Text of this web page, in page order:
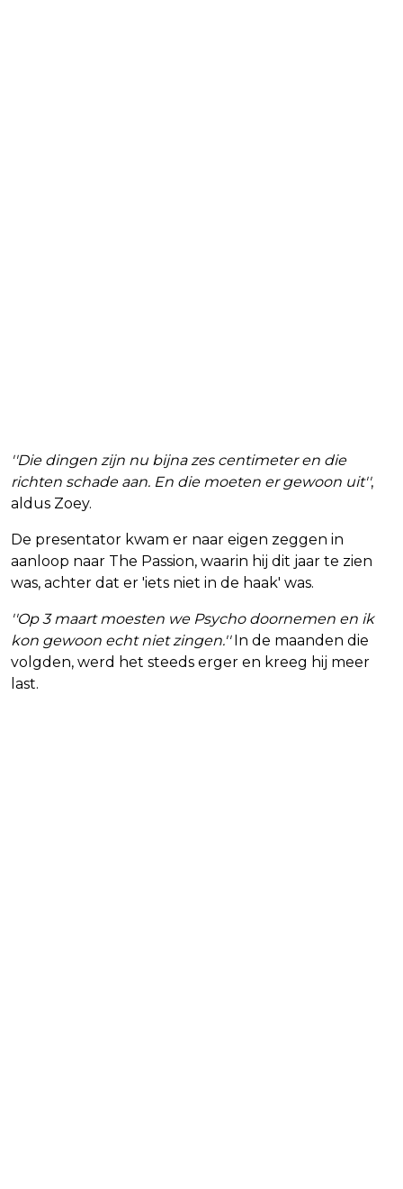
''Die dingen zijn nu bijna zes centimeter en die
richten schade aan. En die moeten er gewoon uit'',
aldus Zoey.
De presentator kwam er naar eigen zeggen in
aanloop naar The Passion, waarin hij dit jaar te zien
was, achter dat er 'iets niet in de haak' was.
''Op 3 maart moesten we Psycho doornemen en ik
kon gewoon echt niet zingen.''In de maanden die
volgden, werd het steeds erger en kreeg hij meer
last.